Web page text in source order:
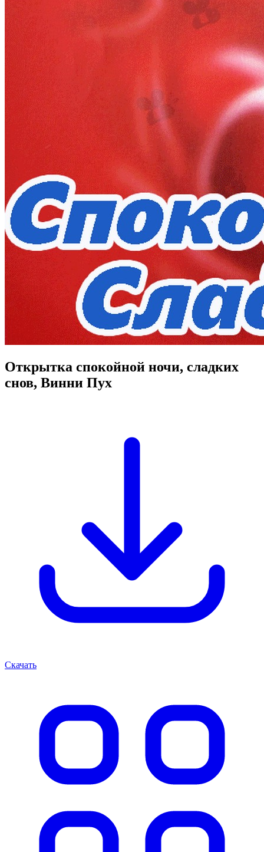
Открытка спокойной ночи, сладких
снов, Винни Пух
Скачать